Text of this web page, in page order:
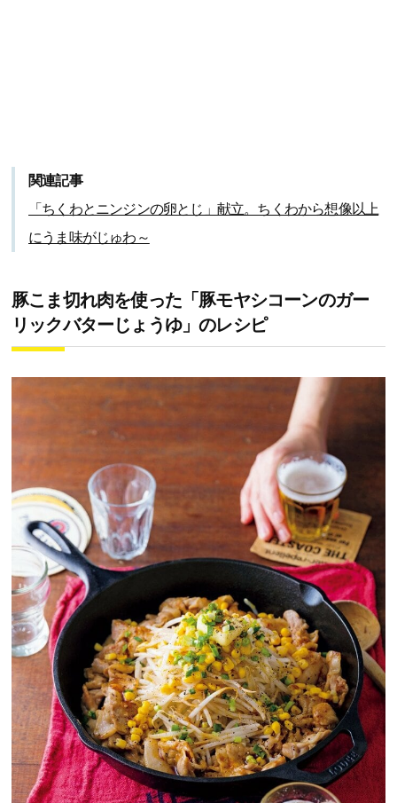
関連記事
「ちくわとニンジンの卵とじ」献立。ちくわから想像以上
にうま味がじゅわ～
豚こま切れ肉を使った「豚モヤシコーンのガー
リックバターじょうゆ」のレシピ